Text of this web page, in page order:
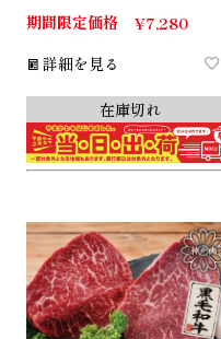
期間限定価格 ¥7,280
詳細を見る
在庫切れ